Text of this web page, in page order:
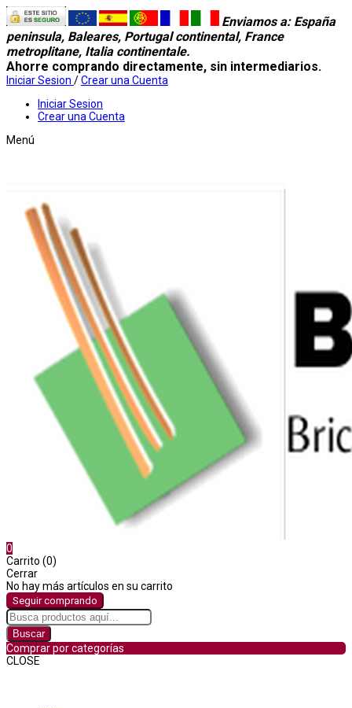
Enviamos a: España
peninsula, Baleares, Portugal continental, France
metroplitane, Italia continentale.
Ahorre comprando directamente, sin intermediarios.
Iniciar Sesion /Crear una Cuenta
Iniciar Sesion
Crear una Cuenta
Menú
0
Carrito (0)
Cerrar
No hay más artículos en su carrito
Seguir comprando
Buscar
Comprar por categorías
CLOSE